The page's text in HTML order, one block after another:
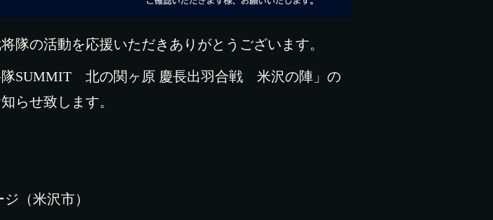
隊の活動を応援いただきありがとうございます。
隊SUMMIT 北の関ヶ原 慶長出羽合戦 米沢の陣」の
らせ致します。
（米沢市）